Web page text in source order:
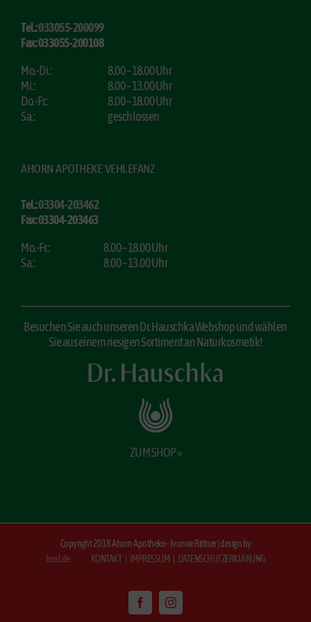
Tel.:033055-200099
Fax: 033055-200108
Mo.-Di.:
8.00 – 18.00 Uhr
Mi.:
8.00 – 13.00 Uhr
Do.-Fr.:
8.00 – 18.00 Uhr
Sa.:
geschlossen
AHORN APOTHEKE VEHLEFANZ
Tel.:03304-203462
Fax: 03304-203463
Mo.-Fr.:
8.00 – 18.00 Uhr
Sa.:
8.00 – 13.00 Uhr
Besuchen Sie auch unseren Dr. Hauschka Webshop und wählen
Sie aus einem riesigen Sortiment an Naturkosmetik!
ZUM SHOP »
Copyright 2018 Ahorn Apotheke - Ivonne Rittner | design by
bosl.de
KONTAKT| IMPRESSUM DATENSCHUTZERKLÄRUNG
FacebookInstagram